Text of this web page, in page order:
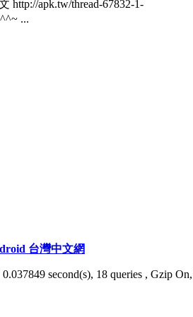
http://apk.tw/thread-67832-1-
...
台灣中文網
0.037849 second(s), 18 queries , Gzip